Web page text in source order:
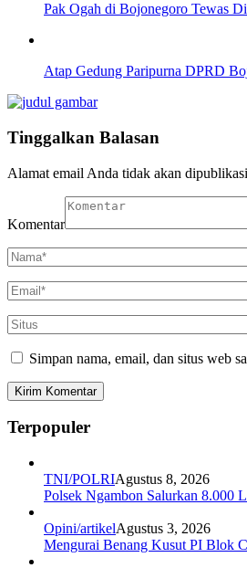
Pak Ogah di Bojonegoro Tewas
Atap Gedung Paripurna DPRD
Tinggalkan Balasan
Alamat email Anda tidak akan
Komentar
Simpan nama, email, dan situs web
Terpopuler
TNI/POLRIAgustus 8, 2026
Polsek Ngambon Salurkan 8.000
Opini/artikelAgustus 3, 2026
Mengurai Benang Kusut PI Blok